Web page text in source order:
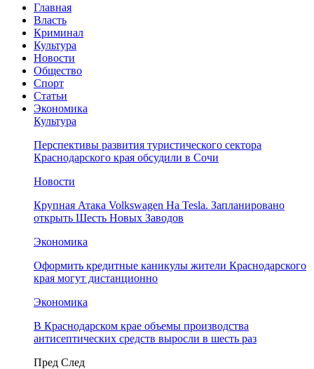
Главная
Власть
Криминал
Культура
Новости
Общество
Спорт
Статьи
Экономика
Культура
Перспективы развития туристического сектора
Краснодарского края обсудили в Сочи
Новости
Крупная Атака Volkswagen На Tesla. Запланировано
открыть Шесть Новых Заводов
Экономика
Оформить кредитные каникулы жители Краснодарского
края могут дистанционно
Экономика
В Краснодарском крае объемы производства
антисептических средств выросли в шесть раз
Пред След